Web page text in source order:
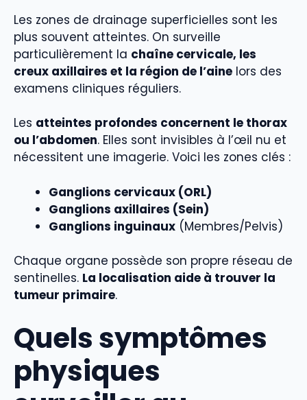
Les zones de drainage superficielles sont les
plus souvent atteintes. On surveille
particulièrement la chaîne cervicale, les
creux axillaires et la région de l’aine lors des
examens cliniques réguliers.
Les atteintes profondes concernent le thorax
ou l’abdomen. Elles sont invisibles à l’œil nu et
nécessitent une imagerie. Voici les zones clés :
Ganglions cervicaux (ORL)
Ganglions axillaires (Sein)
Ganglions inguinaux (Membres/Pelvis)
Chaque organe possède son propre réseau de
sentinelles. La localisation aide à trouver la
tumeur primaire.
Quels symptômes
physiques